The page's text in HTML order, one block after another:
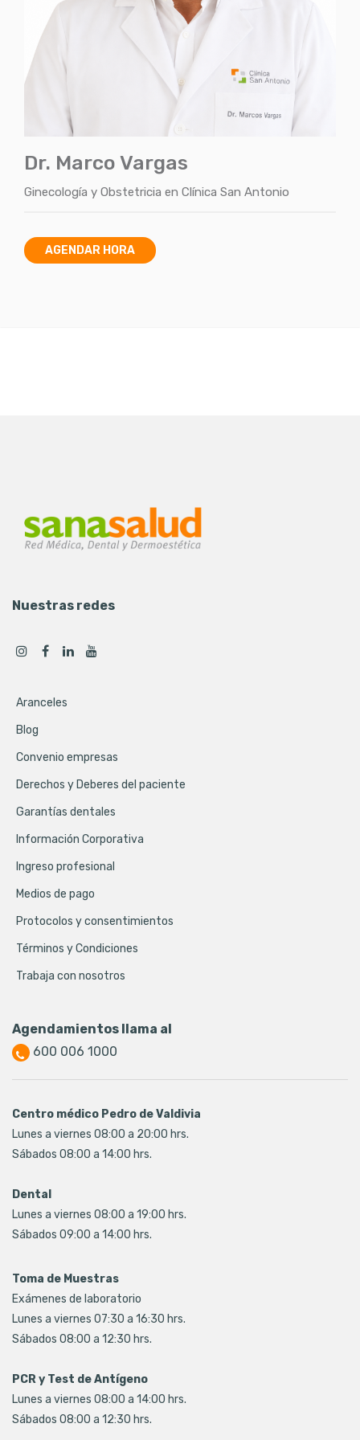
Dr. Marco Vargas
Ginecología y Obstetricia en Clínica San Antonio
AGENDAR HORA
Nuestras redes
Aranceles
Blog
Convenio empresas
Derechos y Deberes del paciente
Garantías dentales
Información Corporativa
Ingreso profesional
Medios de pago
Protocolos y consentimientos
Términos y Condiciones
Trabaja con nosotros
Agendamientos llama al
600 006 1000
Centro médico Pedro de Valdivia
Lunes a viernes 08:00 a 20:00 hrs.
Sábados 08:00 a 14:00 hrs.
Dental
Lunes a viernes 08:00 a 19:00 hrs.
Sábados 09:00 a 14:00 hrs.
Toma de Muestras
Exámenes de laboratorio
Lunes a viernes 07:30 a 16:30 hrs.
Sábados 08:00 a 12:30 hrs.
PCR y Test de Antígeno
Lunes a viernes 08:00 a 14:00 hrs.
Sábados 08:00 a 12:30 hrs.